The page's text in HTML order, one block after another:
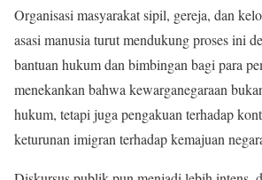
Organisasi masyarakat sipil, gereja, dan
asasi manusia turut mendukung proses ini
bantuan hukum dan bimbingan bagi para
menekankan bahwa kewarganegaraan
hukum, tetapi juga pengakuan terhadap
keturunan imigran terhadap kemajuan